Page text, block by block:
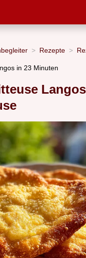
Rezepte
in 23 Minuten